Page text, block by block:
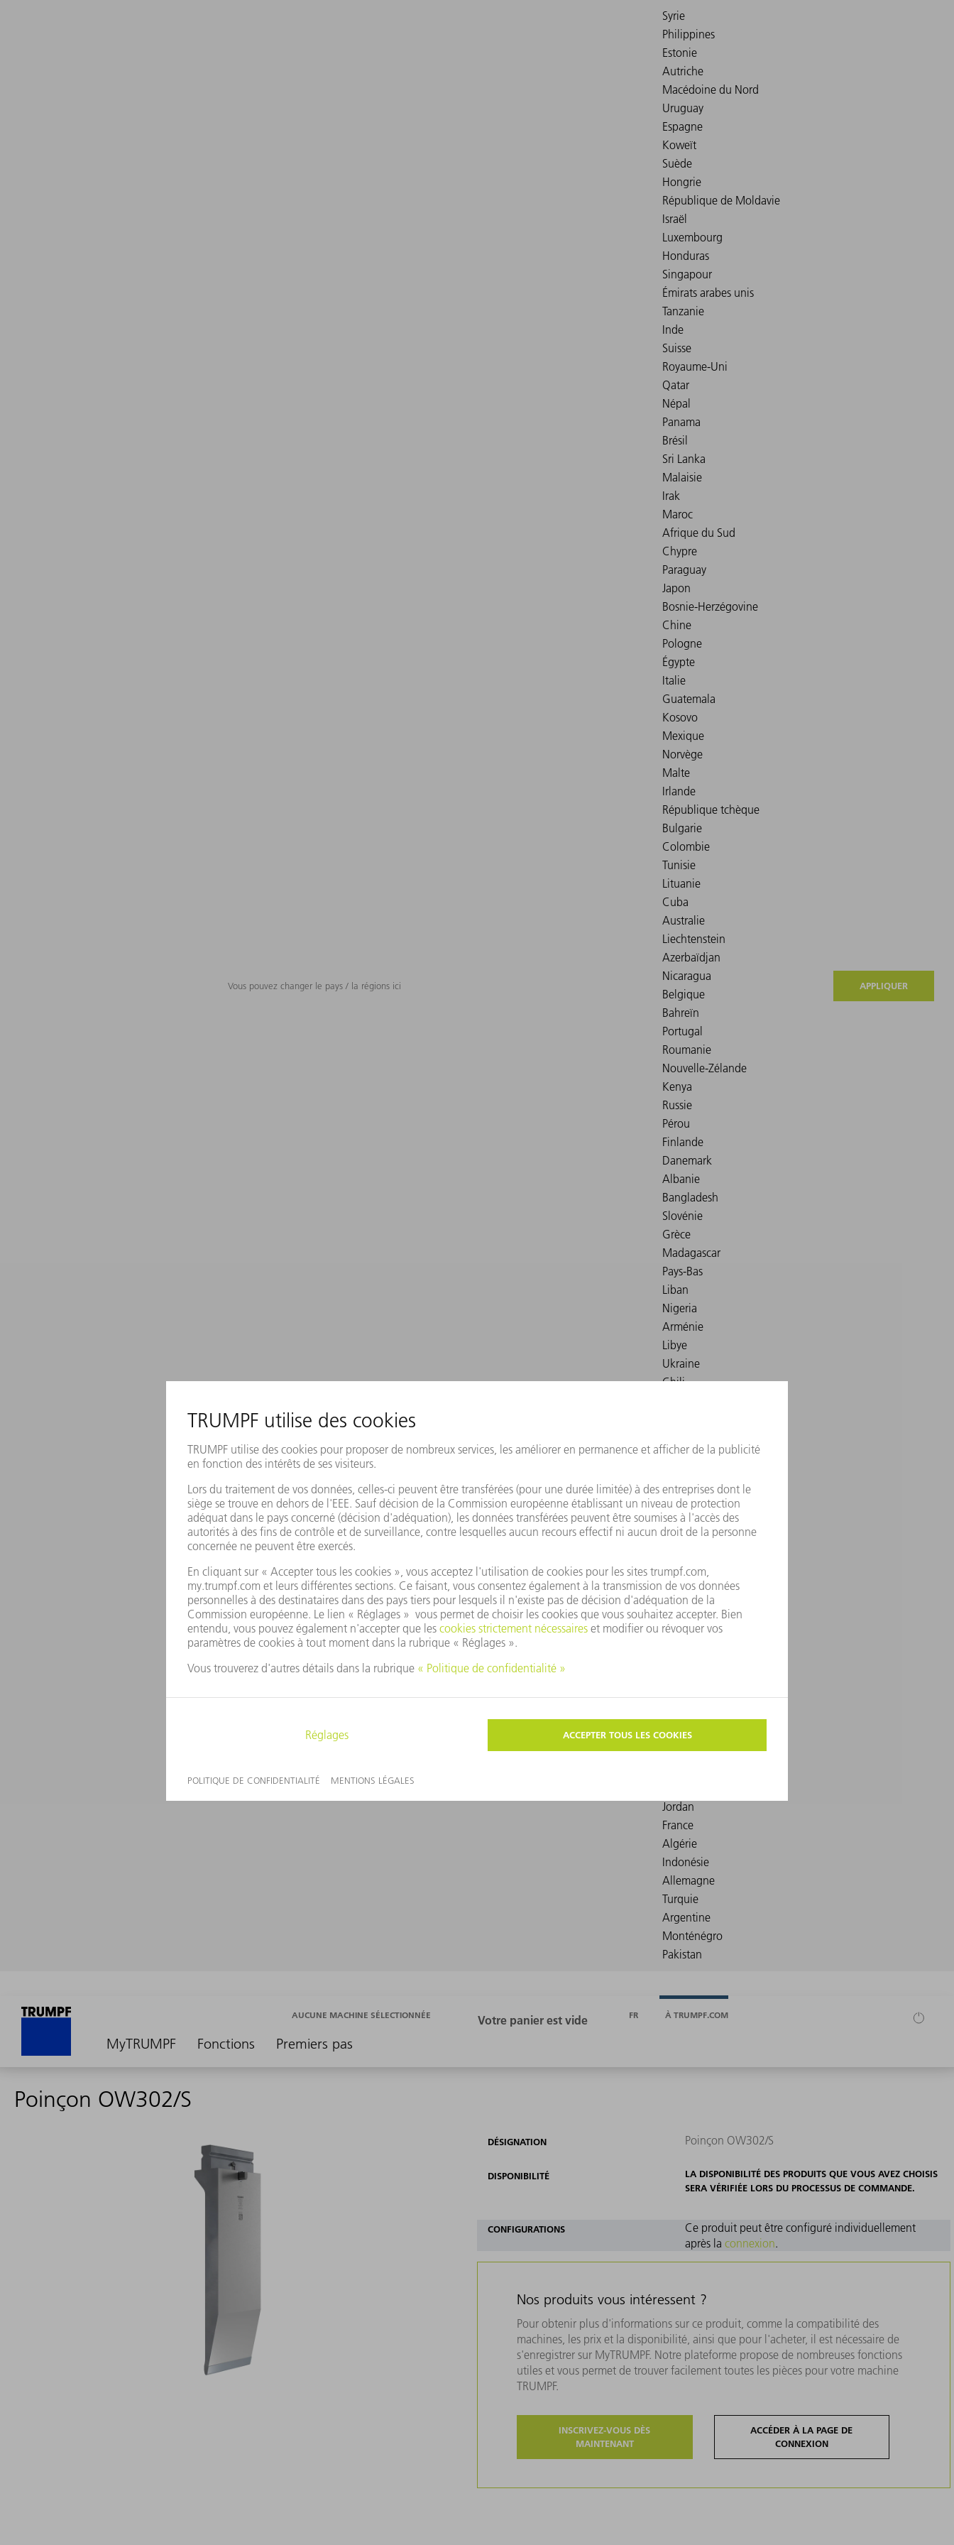
Vous pouvez changer le pays / la régions ici APPLIQUER
MyTRUMPF Fonctions Premiers pas
AUCUNE MACHINE SÉLECTIONNÉE FR À TRUMPF.COM
Poinçon OW302/S
DÉSIGNATION Poinçon OW302/S
DISPONIBILITÉ
LA DISPONIBILITÉ DES PRODUITS QUE VOUS AVEZ CHOISIS
SERA VÉRIFIÉE LORS DU PROCESSUS DE COMMANDE.
CONFIGURATIONS
Ce produit peut être configuré individuellement
après la connexion.
Nos produits vous intéressent ?
Pour obtenir plus d'informations sur ce produit, comme la compatibilité des
machines, les prix et la disponibilité, ainsi que pour l'acheter, il est nécessaire de
s'enregistrer sur MyTRUMPF. Notre plateforme propose de nombreuses fonctions
utiles et vous permet de trouver facilement toutes les pièces pour votre machine
TRUMPF.
INSCRIVEZ-VOUS DÈS
MAINTENANT
ACCÉDER À LA PAGE DE
CONNEXION